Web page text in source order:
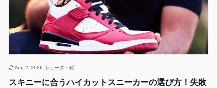
スキニーに合うハイカットスニーカーの選び方！失敗
Aug 2, 2026 シューズ・靴